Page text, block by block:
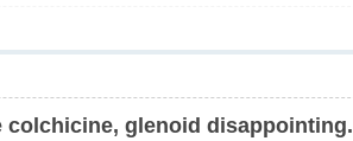
colchicine, glenoid disappointing.